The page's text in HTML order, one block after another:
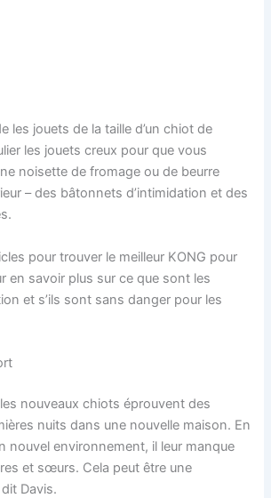
les jouets de la taille d’un chiot de
les jouets creux pour que vous
noisette de fromage ou de beurre
– des bâtonnets d’intimidation et des
pour trouver le meilleur KONG pour
en savoir plus sur ce que sont les
et s’ils sont sans danger pour les
nouveaux chiots éprouvent des
nuits dans une nouvelle maison. En
nouvel environnement, il leur manque
et sœurs. Cela peut être une
Davis.